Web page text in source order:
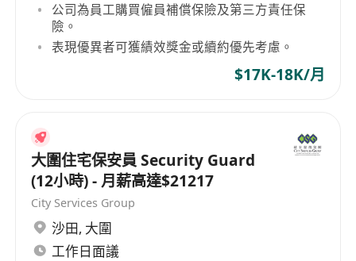
公司為員工購買僱員補償保險及第三方責任保
險。
表現優異者可獲績效獎金或續約優先考慮。
$17K-18K/月
大圍住宅保安員 Security Guard
(12小時) - 月薪高達$21217
City Services Group
沙田, 大圍
工作日面議